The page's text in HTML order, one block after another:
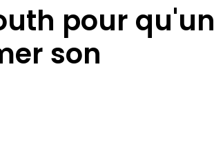
pour qu'un
son